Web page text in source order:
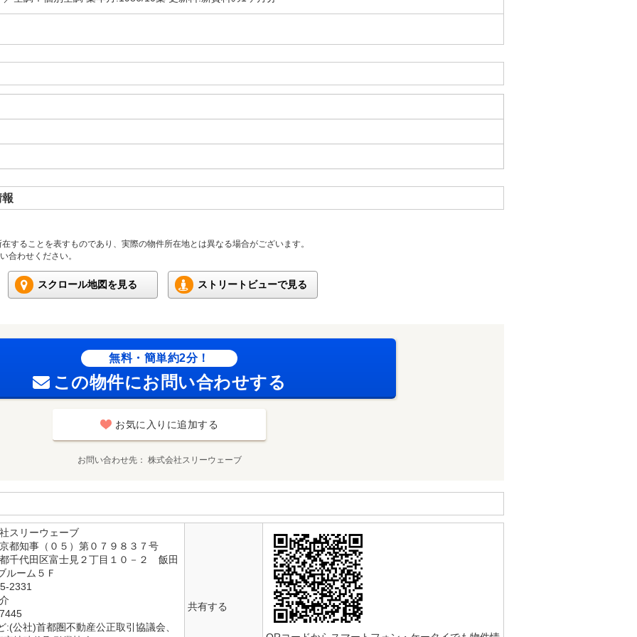
することを表すものであり、実際の物件所在地とは異なる場合がございます。
合わせください。
スクロール地図を見る ストリートビューで見る
無料・簡単約2分！
この物件にお問い合わせする
お気に入りに追加する
お問い合わせ先 株式会社スリーウェーブ
スリーウェーブ
都知事（０５）第０７９８３７号
千代田区富士見２丁目１０－２ 飯田
ルーム５Ｆ
2331
:(公社)首都圏不動産公正取引協議会、
共有する